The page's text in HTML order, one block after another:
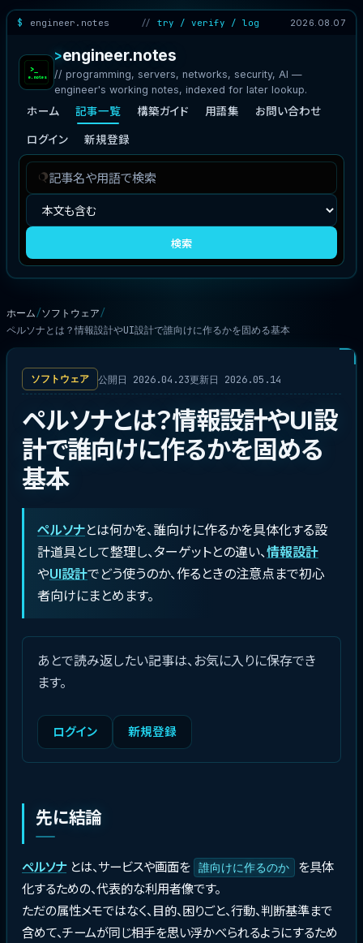
engineer.notes try / verify / log 2026.08.07
engineer.notes
// programming, servers, networks, security, AI —
engineer's working notes, indexed for later lookup.
ホーム 記事一覧 構築ガイド 用語集 お問い合わせ
ログイン 新規登録
事
検
索
索
象
検索
ホーム ソフトウェア
ペルソナとは？情報設計やUI設計で誰向けに作るかを固める基本
ソフトウェア 公開日 2026.04.23更新日 2026.05.14
ペルソナとは？情報設計やUI設
計で誰向けに作るかを固める
基本
ペルソナとは何かを、誰向けに作るかを具体化する設
計道具として整理し、ターゲットとの違い、情報設計
やUI設計でどう使うのか、作るときの注意点まで初心
者向けにまとめます。
あとで読み返したい記事は、お気に入りに保存でき
ます。
ログイン 新規登録
先に結論
ペルソナとは、サービスや画面を 誰向けに作るのか
を具体
化するための、代表的な利用者像です。
ただの属性メモではなく、目的、困りごと、行動、判断基準まで
含めて、チームが同じ相手を思い浮かべられるようにするため